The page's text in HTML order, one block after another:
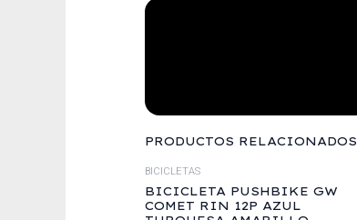
PRODUCTOS RELACIONADOS
BICICLETAS
BICICLETA PUSHBIKE GW
COMET RIN 12P AZUL